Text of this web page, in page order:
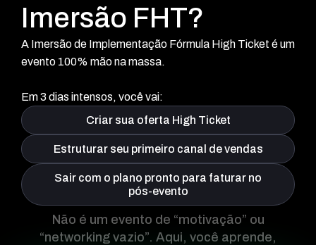
Imersão FHT?
A Imersão de Implementação Fórmula High Ticket é um
evento 100% mão na massa.
Em 3 dias intensos, você vai:
Criar sua oferta High Ticket
Estruturar seu primeiro canal de vendas
Sair com o plano pronto para faturar no
pós-evento
Não é um evento de “motivação” ou
“networking vazio”. Aqui, você aprende,